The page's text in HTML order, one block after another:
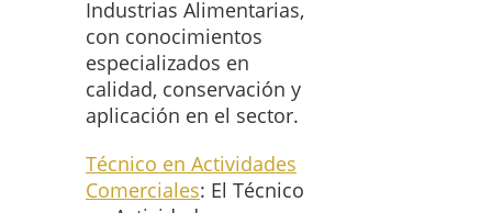
Industrias Alimentarias,
con conocimientos
especializados en
calidad, conservación y
aplicación en el sector.
Técnico en Actividades
Comerciales: El Técnico